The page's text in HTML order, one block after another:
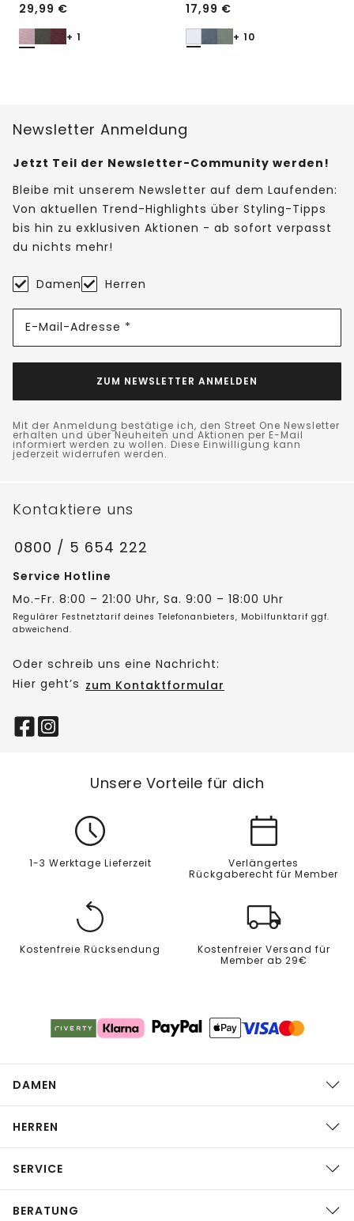
29,99 €
+ 1
17,99 €
+ 10
Newsletter Anmeldung
Jetzt Teil der Newsletter-Community werden!
Bleibe mit unserem Newsletter auf dem Laufenden:
Von aktuellen Trend-Highlights über Styling-Tipps
bis hin zu exklusiven Aktionen - ab sofort verpasst
du nichts mehr!
Damen Herren
E-Mail-Adresse *
ZUM NEWSLETTER ANMELDEN
Mit der Anmeldung bestätige ich, den Street One Newsletter
erhalten und über Neuheiten und Aktionen per E-Mail
informiert werden zu wollen. Diese Einwilligung kann
jederzeit widerrufen werden.
Kontaktiere uns
0800 / 5 654 222
Service Hotline
Mo.-Fr. 8:00 – 21:00 Uhr, Sa. 9:00 – 18:00 Uhr
Regulärer Festnetztarif deines Telefonanbieters, Mobilfunktarif ggf.
abweichend.
Oder schreib uns eine Nachricht:
Hier geht’s zum Kontaktformular
Unsere Vorteile für dich
1-3 Werktage Lieferzeit
Verlängertes
Rückgaberecht für Member
Kostenfreie Rücksendung
Kostenfreier Versand für
Member ab 29€
DAMEN
HERREN
SERVICE
BERATUNG